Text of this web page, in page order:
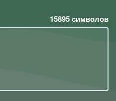
15895символов